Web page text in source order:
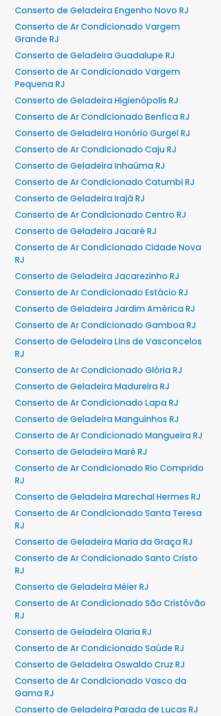
Conserto de Geladeira Engenho Novo RJ
Conserto de Ar Condicionado Vargem
Grande RJ
Conserto de Geladeira Guadalupe RJ
Conserto de Ar Condicionado Vargem
Pequena RJ
Conserto de Geladeira Higienópolis RJ
Conserto de Ar Condicionado Benfica RJ
Conserto de Geladeira Honório Gurgel RJ
Conserto de Ar Condicionado Caju RJ
Conserto de Geladeira Inhaúma RJ
Conserto de Ar Condicionado Catumbi RJ
Conserto de Geladeira Irajá RJ
Conserto de Ar Condicionado Centro RJ
Conserto de Geladeira Jacaré RJ
Conserto de Ar Condicionado Cidade Nova
RJ
Conserto de Geladeira Jacarezinho RJ
Conserto de Ar Condicionado Estácio RJ
Conserto de Geladeira Jardim América RJ
Conserto de Ar Condicionado Gamboa RJ
Conserto de Geladeira Lins de Vasconcelos
RJ
Conserto de Ar Condicionado Glória RJ
Conserto de Geladeira Madureira RJ
Conserto de Ar Condicionado Lapa RJ
Conserto de Geladeira Manguinhos RJ
Conserto de Ar Condicionado Mangueira RJ
Conserto de Geladeira Maré RJ
Conserto de Ar Condicionado Rio Comprido
RJ
Conserto de Geladeira Marechal Hermes RJ
Conserto de Ar Condicionado Santa Teresa
RJ
Conserto de Geladeira Maria da Graça RJ
Conserto de Ar Condicionado Santo Cristo
RJ
Conserto de Geladeira Méier RJ
Conserto de Ar Condicionado São Cristóvão
RJ
Conserto de Geladeira Olaria RJ
Conserto de Ar Condicionado Saúde RJ
Conserto de Geladeira Oswaldo Cruz RJ
Conserto de Ar Condicionado Vasco da
Gama RJ
Conserto de Geladeira Parada de Lucas RJ